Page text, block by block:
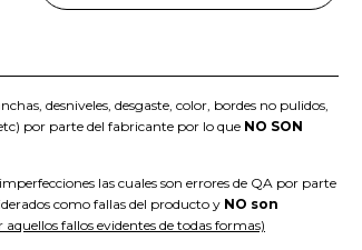
desniveles, desgaste, color, bordes no pulidos,
por parte del fabricante por lo que NO SON
las cuales son errores de QA por parte
como fallas del producto y NO son
fallos evidentes de todas formas)